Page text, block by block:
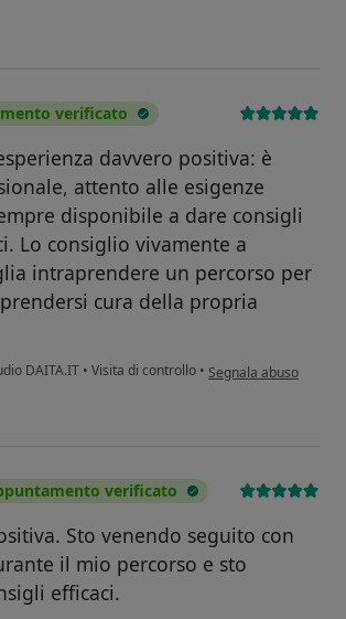
verificato
davvero positiva: è
attento alle esigenze
disponibile a dare consigli
Lo consiglio vivamente a
intraprendere un percorso per
cura della propria
DAITA.IT • Visita di controllo • secondo l'opinione
Segnala abuso
verificato
Sto venendo seguito con
il mio percorso e sto
efficaci.